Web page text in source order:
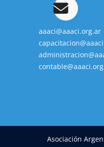
aaaci@aaaci.org.ar
Asociación